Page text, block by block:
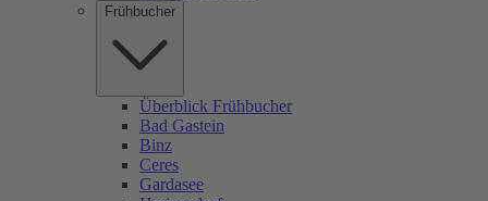
Frühbucher
Überblick Frühbucher
Bad Gastein
Binz
Ceres
Gardasee